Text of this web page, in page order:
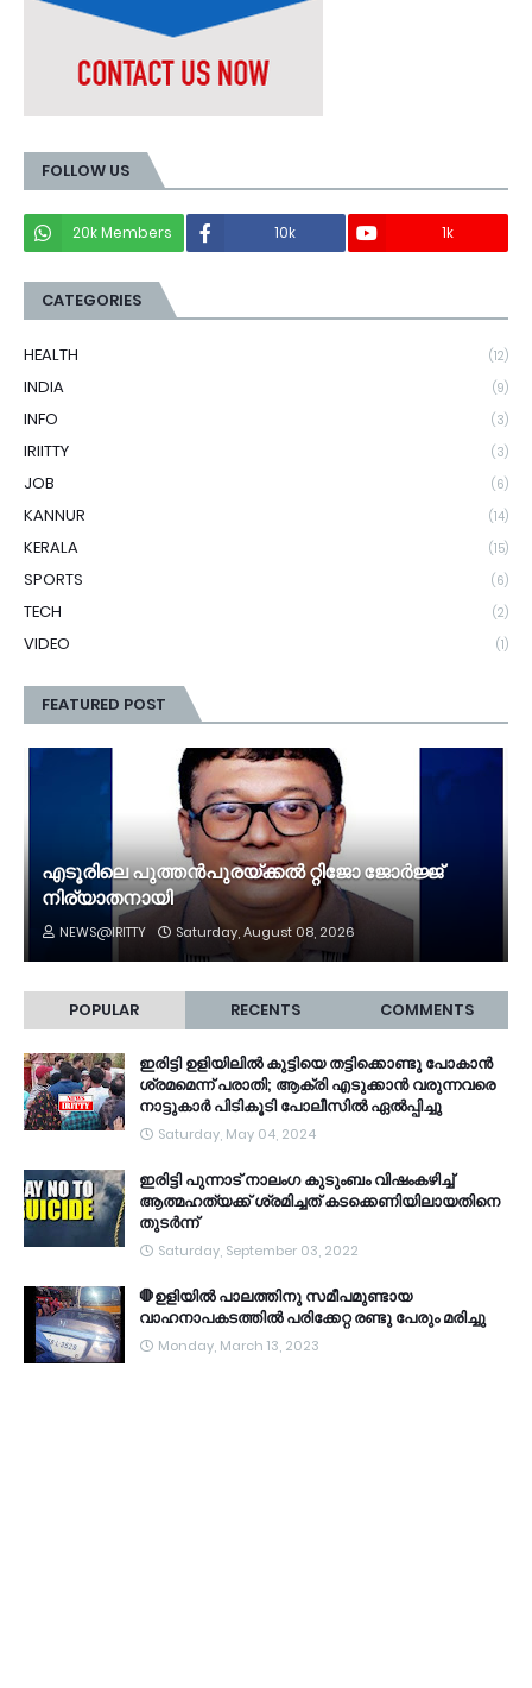
FOLLOW US
20k Members 10k 1k
CATEGORIES
HEALTH (12)
INDIA (9)
INFO (3)
IRIITTY (3)
JOB (6)
KANNUR (14)
KERALA (15)
SPORTS (6)
TECH (2)
VIDEO (1)
FEATURED POST
എടൂരിലെ പുത്തൻപുരയ്ക്കൽ റ്റിജോ ജോർജ്ജ്
നിര്യാതനായി
NEWS@IRITTY Saturday, August 08, 2026
POPULAR RECENTS COMMENTS
ഇരിട്ടി ഉളിയിലിൽ കുട്ടിയെ തട്ടിക്കൊണ്ടു പോകാൻ
ശ്രമമെന്ന് പരാതി; ആക്രി എടുക്കാൻ വരുന്നവരെ
നാട്ടുകാർ പിടികൂടി പോലീസിൽ ഏൽപ്പിച്ചു
Saturday, May 04, 2024
ഇരിട്ടി പുന്നാട് നാലംഗ കുടുംബം വിഷംകഴിച്ച്‌
ആത്മഹത്യക്ക് ശ്രമിച്ചത് കടക്കെണിയിലായതിനെ
തുടർന്ന്
Saturday, September 03, 2022
🛑ഉളിയിൽ പാലത്തിനു സമീപമുണ്ടായ
വാഹനാപകടത്തിൽ പരിക്കേറ്റ രണ്ടു പേരും മരിച്ചു
Monday, March 13, 2023